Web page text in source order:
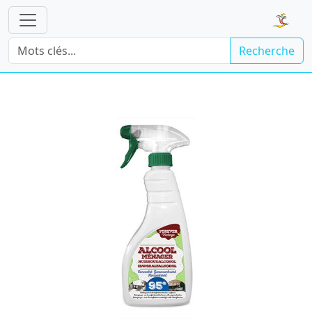
Recherche